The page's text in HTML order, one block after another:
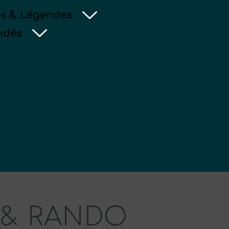
& Légendes
RANDO